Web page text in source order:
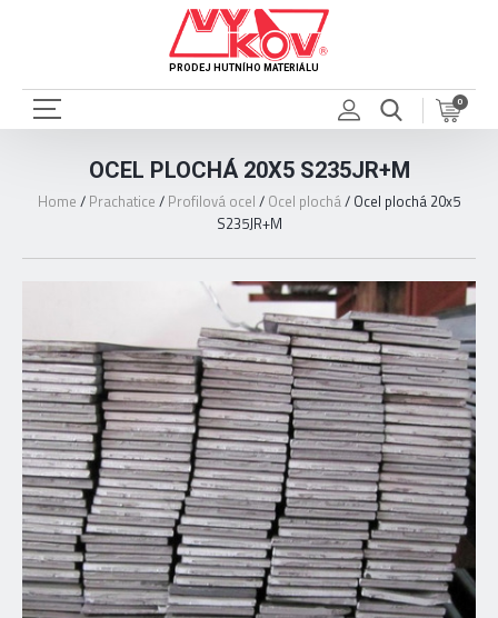
PRODEJ HUTNÍHO MATERIÁLU
0
OCEL PLOCHÁ 20X5 S235JR+M
Home / Prachatice / Profilová ocel / Ocel plochá/ Ocel plochá 20x5
S235JR+M